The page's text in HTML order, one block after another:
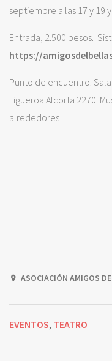
septiembre a las 17 y 19
Entrada, 2.500 pesos.
https://
Punto de encuentro: Sala
Figueroa Alcorta 2270.
alrededores
ASOCIACIÓN AMIGOS
EVENTOS, TEATRO